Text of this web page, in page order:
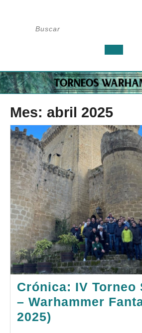
de
Mes: abril 2025
Crónica: IV Torneo
– Warhammer
2025)